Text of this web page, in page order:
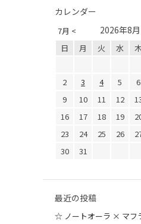
カレンダー
7月 < 2026年8月
日 月 火 水
2
3 4 5 6
9
10 11 12
16
17 18 19
23
24 25 26
30
31
最近の投稿
☆ ノートオーラ × マフ